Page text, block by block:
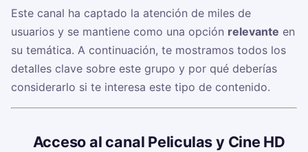
Este canal ha captado la atención de miles de
usuarios y se mantiene como una opción relevante en
su temática. A continuación, te mostramos todos los
detalles clave sobre este grupo y por qué deberías
considerarlo si te interesa este tipo de contenido.
Acceso al canal Peliculas y Cine HD